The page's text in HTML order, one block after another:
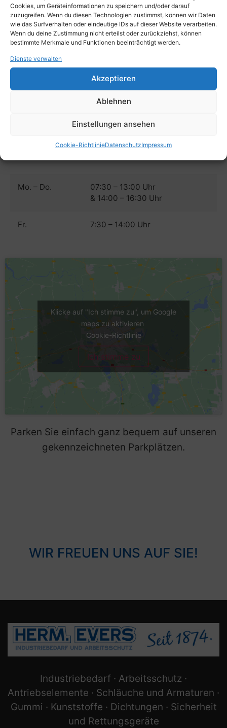
Cookies, um Geräteinformationen zu speichern und/oder darauf
zuzugreifen. Wenn du diesen Technologien zustimmst, können wir Daten
wie das Surfverhalten oder eindeutige IDs auf dieser Website verarbeiten.
Wenn du deine Zustimmung nicht erteilst oder zurückziehst, können
bestimmte Merkmale und Funktionen beeinträchtigt werden.
Dienste verwalten
Akzeptieren
Ablehnen
Einstellungen ansehen
Cookie-RichtlinieDatenschutzImpressum
+49 2331 14376
1874@herm-evers.de
ÖFFNUNGSZEITEN:
Mo. – Do.
07:30 – 13:00 Uhr
& 14:00 – 16:30 Uhr
Fr. 7:30 – 14:00 Uhr
Klicke auf "Ich stimme zu", um Google
maps zu aktivieren
Cookie-Richtlinie
Ich stimme zu
Parken Sie einfach ganz bequem auf unseren
gekennzeichneten Parkplätzen.
WIR FREUEN UNS AUF SIE!
Industriebedarf · Arbeitsschutz ·
Antriebselemente · Schläuche und Armaturen ·
Gummi · Kunststoffe · Dichtungen · Sicherheit
und Rettungsgeräte